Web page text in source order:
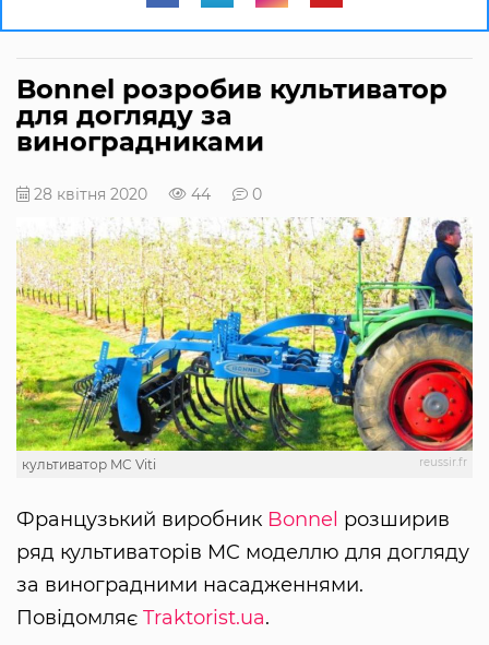
Bonnel розробив культиватор
для догляду за
виноградниками
28 квітня 2020 44 0
reussir.fr
культиватор MC Viti
Французький виробник Bonnel розширив
ряд культиваторів MC моделлю для догляду
за виноградними насадженнями.
Повідомляє Traktorist.ua.